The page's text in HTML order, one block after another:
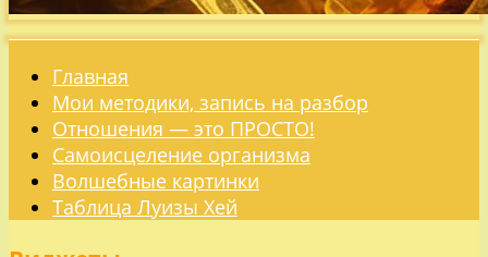
Главная
Мои методики, запись на разбор
Отношения — это ПРОСТО!
Самоисцеление организма
Волшебные картинки
Таблица Луизы Хей